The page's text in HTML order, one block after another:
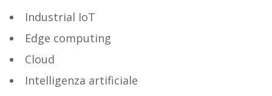
Industrial IoT
Edge computing
Cloud
Intelligenza artificiale